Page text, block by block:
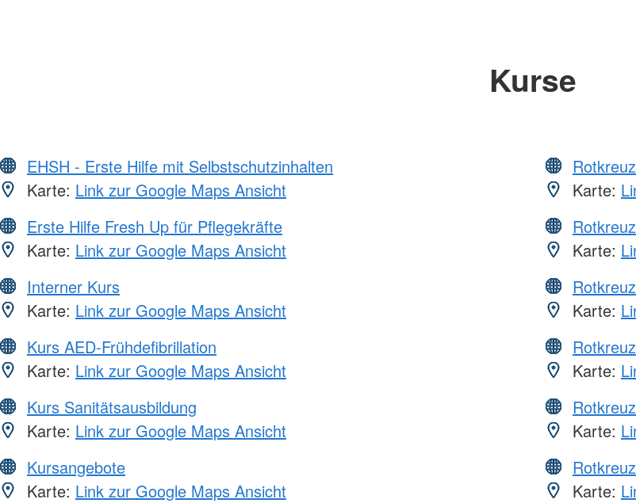
Kurse
EHSH - Erste Hilfe mit Selbstschutzinhalten
Karte: Link zur Google Maps Ansicht
Erste Hilfe Fresh Up für Pflegekräfte
Karte: Link zur Google Maps Ansicht
Interner Kurs
Karte: Link zur Google Maps Ansicht
Kurs AED-Frühdefibrillation
Karte: Link zur Google Maps Ansicht
Kurs Sanitätsausbildung
Karte: Link zur Google Maps Ansicht
Kursangebote
Karte: Link zur Google Maps Ansicht
Karte:
Karte:
Karte:
Karte:
Karte:
Karte: